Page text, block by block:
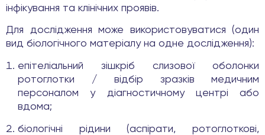
інфікування та клінічних проявів.
Для дослідження може використовуватися (один
вид біологічного матеріалу на одне дослідження):
епітеліальний зішкріб слизової оболонки
ротоглотки / відбір зразків медичним
персоналом у діагностичному центрі або
вдома;
біологічні рідини (аспірати, ротоглоткові,